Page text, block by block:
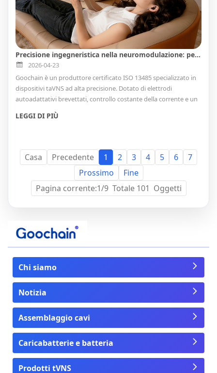
Precisione ingegneristica nella neuromodulazione: perché Goochain è il partner di fiducia per i marchi taVNS globali
2026-04-23
Goochain è un produttore certificato ISO 13485 specializzato in
dispositivi taVNS ad alta precisione. Dotato di elettrodi
autoadattativi brevettati, controllo costante della corrente e un
team di ricerca e sviluppo completo per BCI e riabilitazione
neurale.
LEGGI DI PIÙ
Casa Precedente 1 2 3 4 5 6
7
Prossimo
Fine
Pagina corrente:1/9 Totale 101 Oggetti
Chi siamo
Notizia
Assemblaggio cavi
Caricabatterie e batteria
Prodotti tVNS